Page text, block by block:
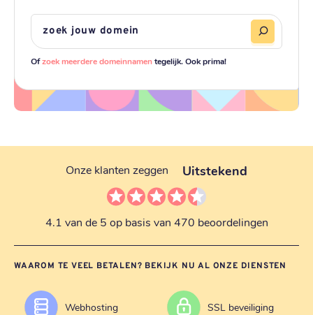
Ofzoek meerdere domeinnamentegelijk. Ook prima!
Onze klanten zeggen Uitstekend
4.1 van de 5 op basis van 470 beoordelingen
WAAROM TE VEEL BETALEN? BEKIJK NU AL ONZE DIENSTEN
Webhosting SSL beveiliging